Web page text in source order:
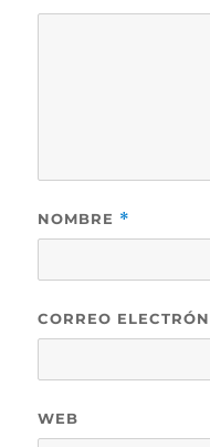
NOMBRE *
CORREO
WEB